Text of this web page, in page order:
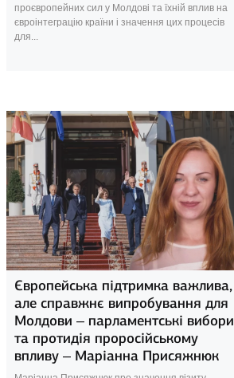
проєвропейних сил у Молдові та їхній вплив на
євроінтеграцію країни і значення цих процесів
для...
1 вересня 2025
Європейська підтримка важлива,
але справжнє випробування для
Молдови – парламентські вибори
та протидія проросійському
впливу – Маріанна Присяжнюк